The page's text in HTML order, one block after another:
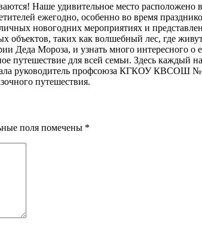
Наше удивительное место
ежегодно, особенно во время
новогодних мероприятиях и
объектов, таких как волшебный лес, где
Деда Мороза, и узнать много интересного о
путешествие для всей семьи. Здесь каждый
руководитель профсоюза КГКОУ КВСОШ
путешествия.
поля помечены *